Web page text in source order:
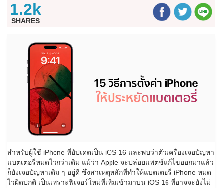
1.2k
SHARES
สำหรับผู้ใช้ iPhone ที่อัปเดตเป็น iOS 16 และพบว่าตัวเครื่องเจอปัญหา
แบตเตอรี่หมดไวกว่าเดิม แม้ว่า Apple จะปล่อยแพตช์แก้ไขออกมาแล้ว
ก็ยังเจอปัญหาเดิม ๆ อยู่ดี ซึ่งสาเหตุหลักที่ทำให้แบตเตอรี่ iPhone หมด
ไวผิดปกติ เป็นเพราะฟีเจอร์ใหม่ที่เพิ่มเข้ามาบน iOS 16 ที่อาจจะยังไม่